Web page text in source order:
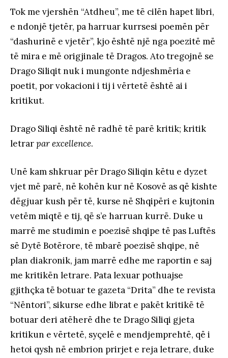
Tok me vjershën “Atdheu”, me të cilën hapet libri,
e ndonjë tjetër, pa harruar kurrsesi poemën për
“dashurinë e vjetër”, kjo është një nga poezitë më
të mira e më origjinale të Dragos. Ato tregojnë se
Drago Siliqit nuk i mungonte ndjeshmëria e
poetit, por vokacioni i tij i vërtetë është ai i
kritikut.
Drago Siliqi është në radhë të parë kritik; kritik
letrarpar excellence.
Unë kam shkruar për Drago Siliqin këtu e dyzet
vjet më parë, në kohën kur në Kosovë as që kishte
dëgjuar kush për të, kurse në Shqipëri e kujtonin
vetëm miqtë e tij, që s’e harruan kurrë. Duke u
marrë me studimin e poezisë shqipe të pas Luftës
së Dytë Botërore, të mbarë poezisë shqipe, në
plan diakronik, jam marrë edhe me raportin e saj
me kritikën letrare. Pata lexuar pothuajse
gjithçka të botuar te gazeta “Drita” dhe te revista
“Nëntori”, sikurse edhe librat e pakët kritikë të
botuar deri atëherë dhe te Drago Siliqi gjeta
kritikun e vërtetë, syçelë e mendjemprehtë, që i
hetoi qysh në embrion prirjet e reja letrare, duke